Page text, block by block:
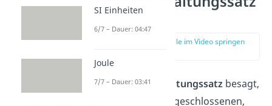
?
zur Stelle im Video springen
DerEnergieerhaltungssatzbesagt,
dass in einem abgeschlossenen,
SI Einheiten
6/7 – Dauer: 04:47
Joule
7/7 – Dauer: 03:41